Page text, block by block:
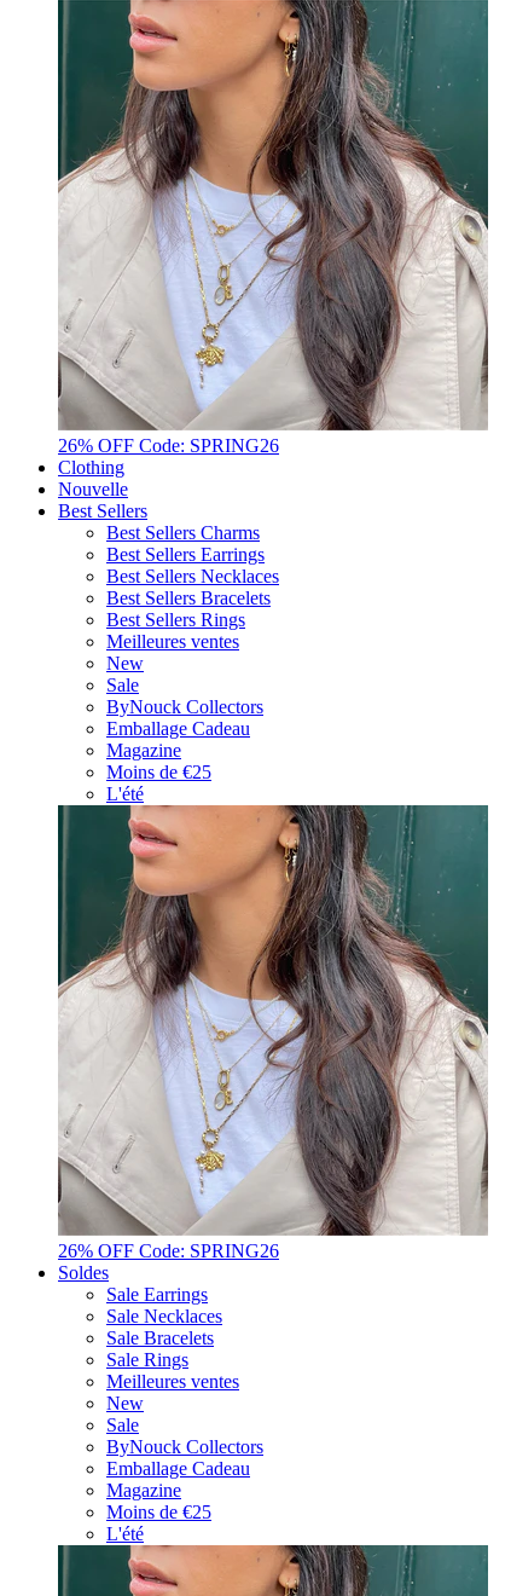
26% OFF Code: SPRING26
Clothing
Nouvelle
Best Sellers
Best Sellers Charms
Best Sellers Earrings
Best Sellers Necklaces
Best Sellers Bracelets
Best Sellers Rings
Meilleures ventes
New
Sale
ByNouck Collectors
Emballage Cadeau
Magazine
Moins de €25
L'été
26% OFF Code: SPRING26
Soldes
Sale Earrings
Sale Necklaces
Sale Bracelets
Sale Rings
Meilleures ventes
New
Sale
ByNouck Collectors
Emballage Cadeau
Magazine
Moins de €25
L'été